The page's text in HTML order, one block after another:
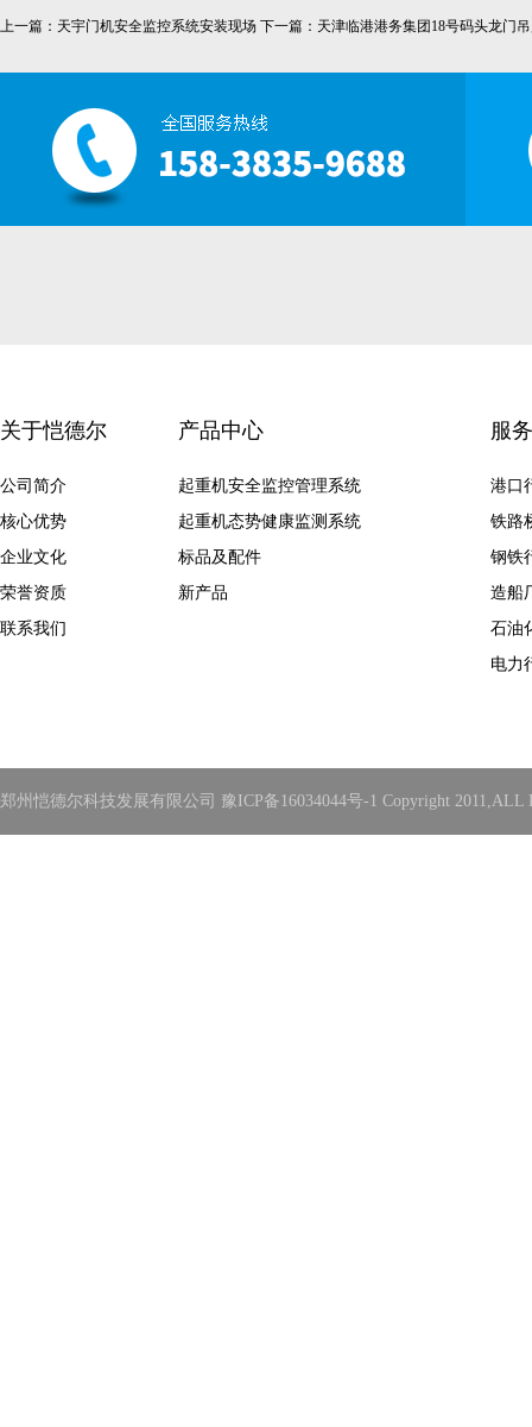
上一篇： 天宇门机安全监控系统安装现场 下一篇： 天津临港港务集团18号码头龙门
关于恺德尔
公司简介
核心优势
企业文化
荣誉资质
联系我们
产品中心
起重机安全监控管理系统
起重机态势健康监测系统
标品及配件
新产品
服
港口
铁路
钢铁
造船
石油
电力
郑州恺德尔科技发展有限公司 豫ICP备16034044号-1 Copyright 2011,ALL